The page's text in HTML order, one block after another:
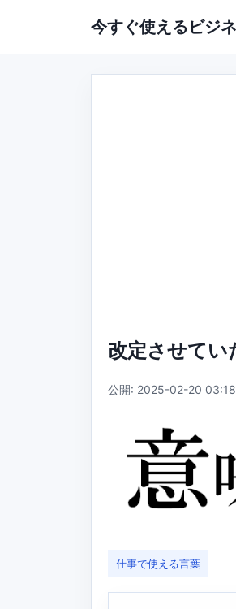
今すぐ使えるビジ
改定させてい
公開: 2025-02-20
仕事で使える言葉